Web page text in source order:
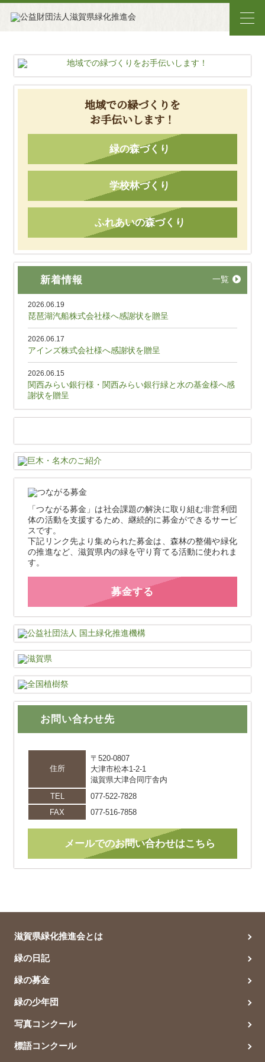
地域での緑づくりを
お手伝いします！
緑の森づくり
学校林づくり
ふれあいの森づくり
新着情報 一覧
2026.06.19
琵琶湖汽船株式会社様へ感謝状を贈呈
2026.06.17
アインズ株式会社様へ感謝状を贈呈
2026.06.15
関西みらい銀行様・関西みらい銀行緑と水の基金様へ感
謝状を贈呈
「つながる募金」は社会課題の解決に取り組む非営利団
体の活動を支援するため、継続的に募金ができるサービ
スです。
下記リンク先より集められた募金は、森林の整備や緑化
の推進など、滋賀県内の緑を守り育てる活動に使われま
す。
募金する
お問い合わせ先
住所
〒520-0807
大津市松本1-2-1
滋賀県大津合同庁舎内
TEL
077-522-7828
FAX
077-516-7858
メールでのお問い合わせはこちら
滋賀県緑化推進会とは
緑の日記
緑の募金
緑の少年団
写真コンクール
標語コンクール